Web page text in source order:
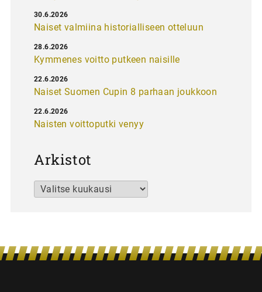
Naiset valmiina historialliseen otteluun
30.6.2026
Kymmenes voitto putkeen naisille
28.6.2026
Naiset Suomen Cupin 8 parhaan joukkoon
22.6.2026
Naisten voittoputki venyy
22.6.2026
Arkistot
Arkistot